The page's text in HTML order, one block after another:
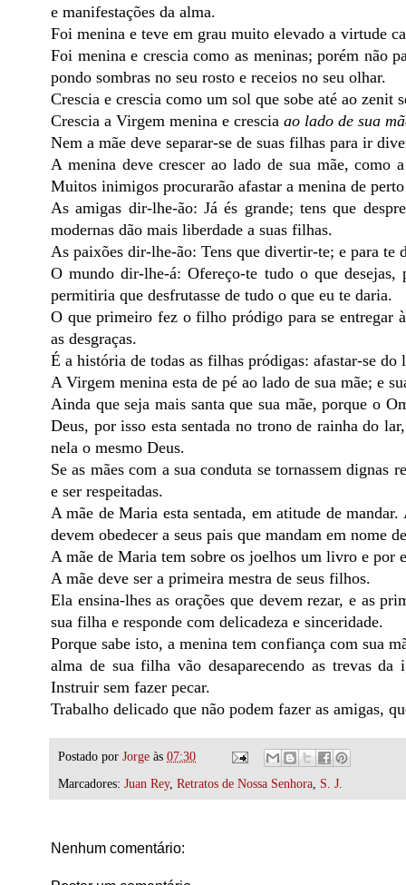
e manifestações da alma.
Foi menina e teve em grau muito elevado a virtude
Foi menina e crescia como as meninas; porém não
pondo sombras no seu rosto e receios no seu olhar.
Crescia e crescia como um sol que sobe até ao zenit
Crescia a Virgem menina e crescia ao lado de sua
Nem a mãe deve separar-se de suas filhas para ir
A menina deve crescer ao lado de sua mãe, como
Muitos inimigos procurarão afastar a menina de perto
As amigas dir-lhe-ão: Já és grande; tens que
modernas dão mais liberdade a suas filhas.
As paixões dir-lhe-ão: Tens que divertir-te; e para te
O mundo dir-lhe-á: Ofereço-te tudo o que desejas,
permitiria que desfrutasse de tudo o que eu te daria.
O que primeiro fez o filho pródigo para se entregar
as desgraças.
É a história de todas as filhas pródigas: afastar-se do
A Virgem menina esta de pé ao lado de sua mãe; e
Ainda que seja mais santa que sua mãe, porque o
Deus, por isso esta sentada no trono de rainha do
nela o mesmo Deus.
Se as mães com a sua conduta se tornassem dignas
e ser respeitadas.
A mãe de Maria esta sentada, em atitude de
devem obedecer a seus pais que mandam em nome
A mãe de Maria tem sobre os joelhos um livro e por
A mãe deve ser a primeira mestra de seus filhos.
Ela ensina-lhes as orações que devem rezar, e as
sua filha e responde com delicadeza e sinceridade.
Porque sabe isto, a menina tem confiança com sua
alma de sua filha vão desaparecendo as trevas
Instruir sem fazer pecar.
Trabalho delicado que não podem fazer as amigas,
Postado por Jorge às 07:30
Marcadores: Juan Rey, Retratos de Nossa Senhora S. J.
Nenhum comentário: